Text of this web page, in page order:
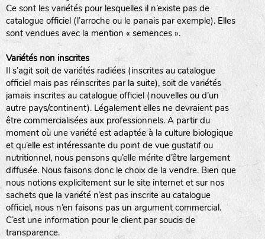
Ce sont les variétés pour lesquelles il n’existe pas de
catalogue officiel (l’arroche ou le panais par exemple). Elles
sont vendues avec la mention « semences ».
Variétés non inscrites
Il s’agit soit de variétés radiées (inscrites au catalogue
officiel mais pas réinscrites par la suite), soit de variétés
jamais inscrites au catalogue officiel (nouvelles ou d’un
autre pays/continent). Légalement elles ne devraient pas
être commercialisées aux professionnels. A partir du
moment où une variété est adaptée à la culture biologique
et qu’elle est intéressante du point de vue gustatif ou
nutritionnel, nous pensons qu’elle mérite d’être largement
diffusée. Nous faisons donc le choix de la vendre. Bien que
nous notions explicitement sur le site internet et sur nos
sachets que la variété n’est pas inscrite au catalogue
officiel, nous n’en faisons pas un argument commercial.
C’est une information pour le client par soucis de
transparence.